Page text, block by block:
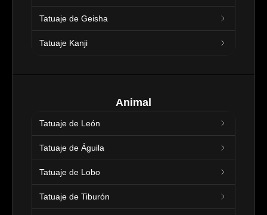
Tatuaje de Geisha
Tatuaje Kanji
Animal
Tatuaje de León
Tatuaje de Águila
Tatuaje de Lobo
Tatuaje de Tiburón